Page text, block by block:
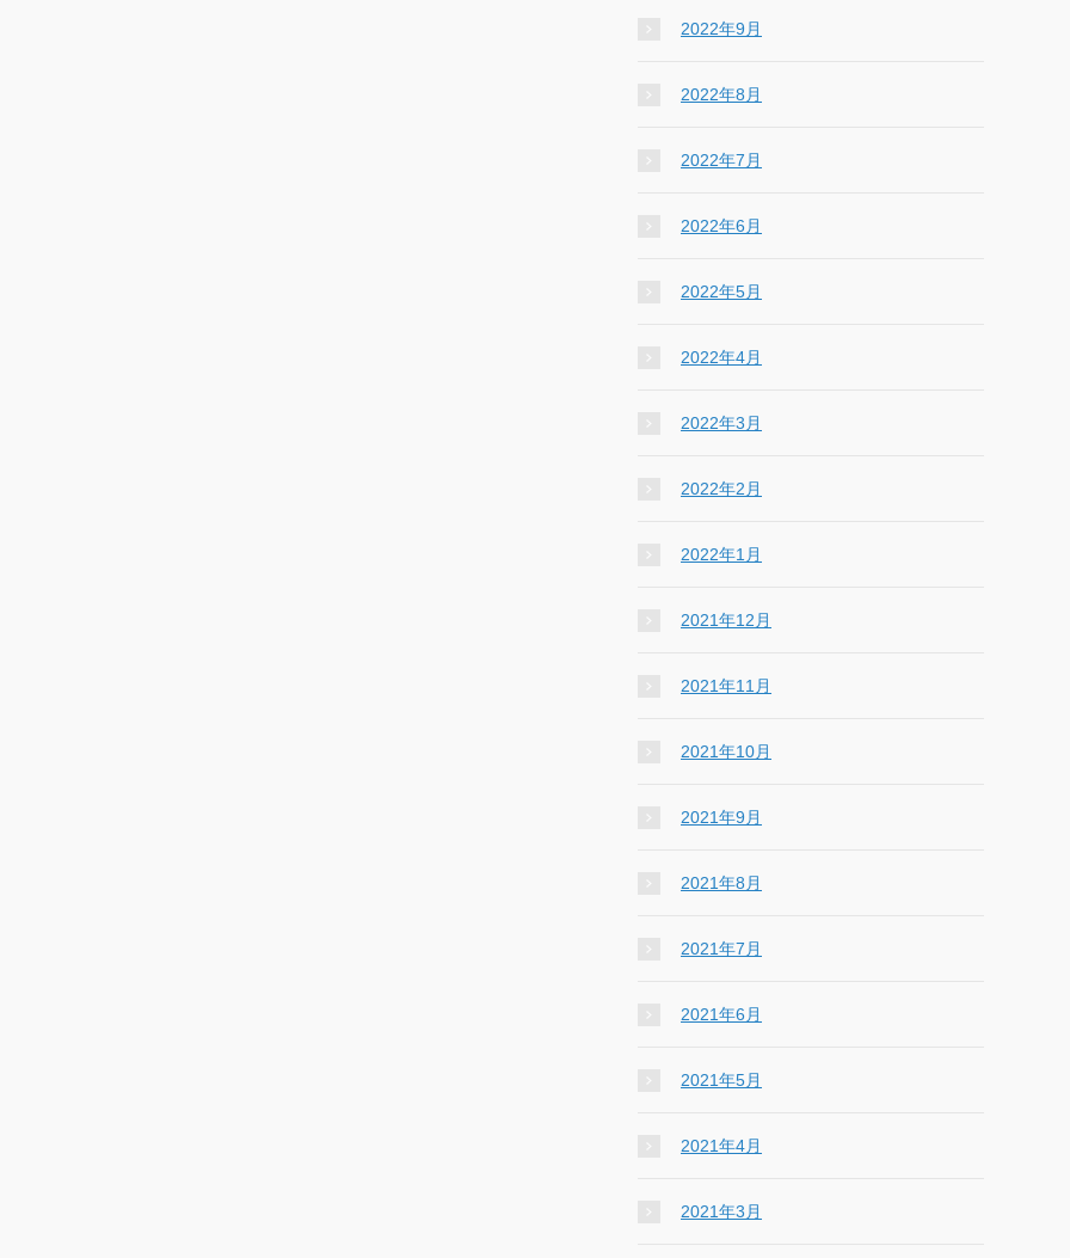
2022年9月
2022年8月
2022年7月
2022年6月
2022年5月
2022年4月
2022年3月
2022年2月
2022年1月
2021年12月
2021年11月
2021年10月
2021年9月
2021年8月
2021年7月
2021年6月
2021年5月
2021年4月
2021年3月